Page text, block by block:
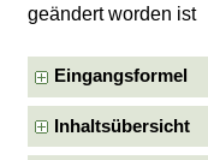
geändert worden ist
Eingangsformel
Inhaltsübersicht